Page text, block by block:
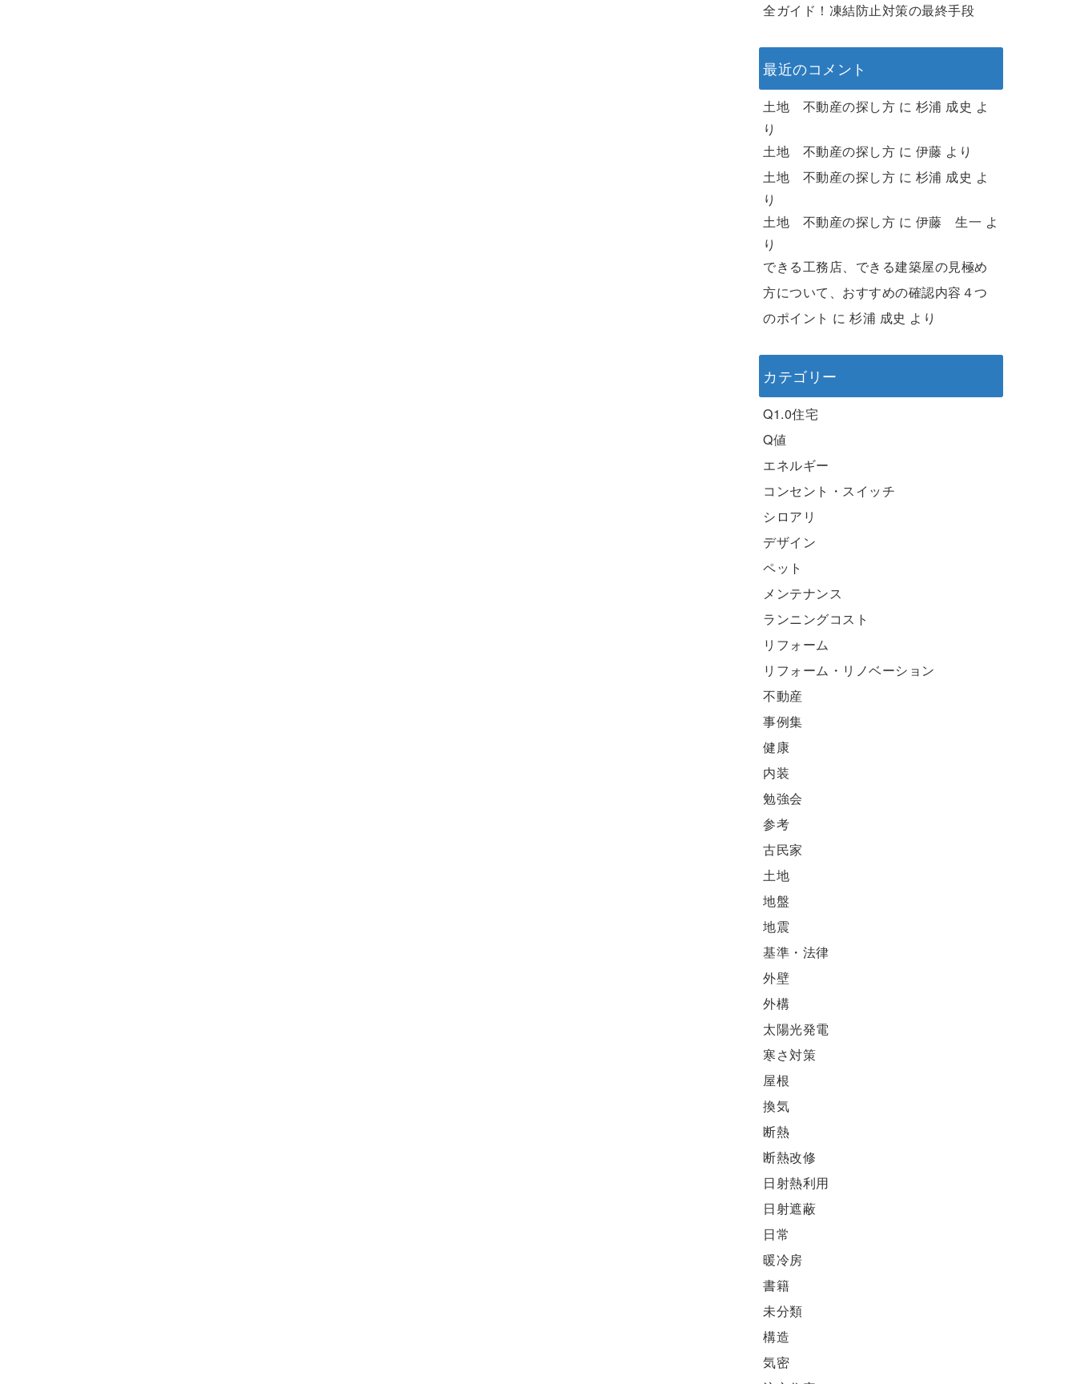
全ガイド！凍結防止対策の最終手段
最近のコメント
土地 不動産の探し方 に 杉浦 成史 よ
り
土地 不動産の探し方 に 伊藤 より
土地 不動産の探し方 に 杉浦 成史 よ
り
土地 不動産の探し方 に 伊藤 生一 よ
り
できる工務店、できる建築屋の見極め
方について、おすすめの確認内容４つ
のポイント に 杉浦 成史 より
カテゴリー
Q1.0住宅
Q値
エネルギー
コンセント・スイッチ
シロアリ
デザイン
ペット
メンテナンス
ランニングコスト
リフォーム
リフォーム・リノベーション
不動産
事例集
健康
内装
勉強会
参考
古民家
土地
地盤
地震
基準・法律
外壁
外構
太陽光発電
寒さ対策
屋根
換気
断熱
断熱改修
日射熱利用
日射遮蔽
日常
暖冷房
書籍
未分類
構造
気密